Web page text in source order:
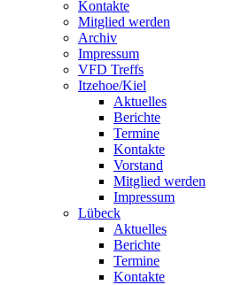
Kontakte
Mitglied werden
Archiv
Impressum
VFD Treffs
Itzehoe/Kiel
Aktuelles
Berichte
Termine
Kontakte
Vorstand
Mitglied werden
Impressum
Lübeck
Aktuelles
Berichte
Termine
Kontakte